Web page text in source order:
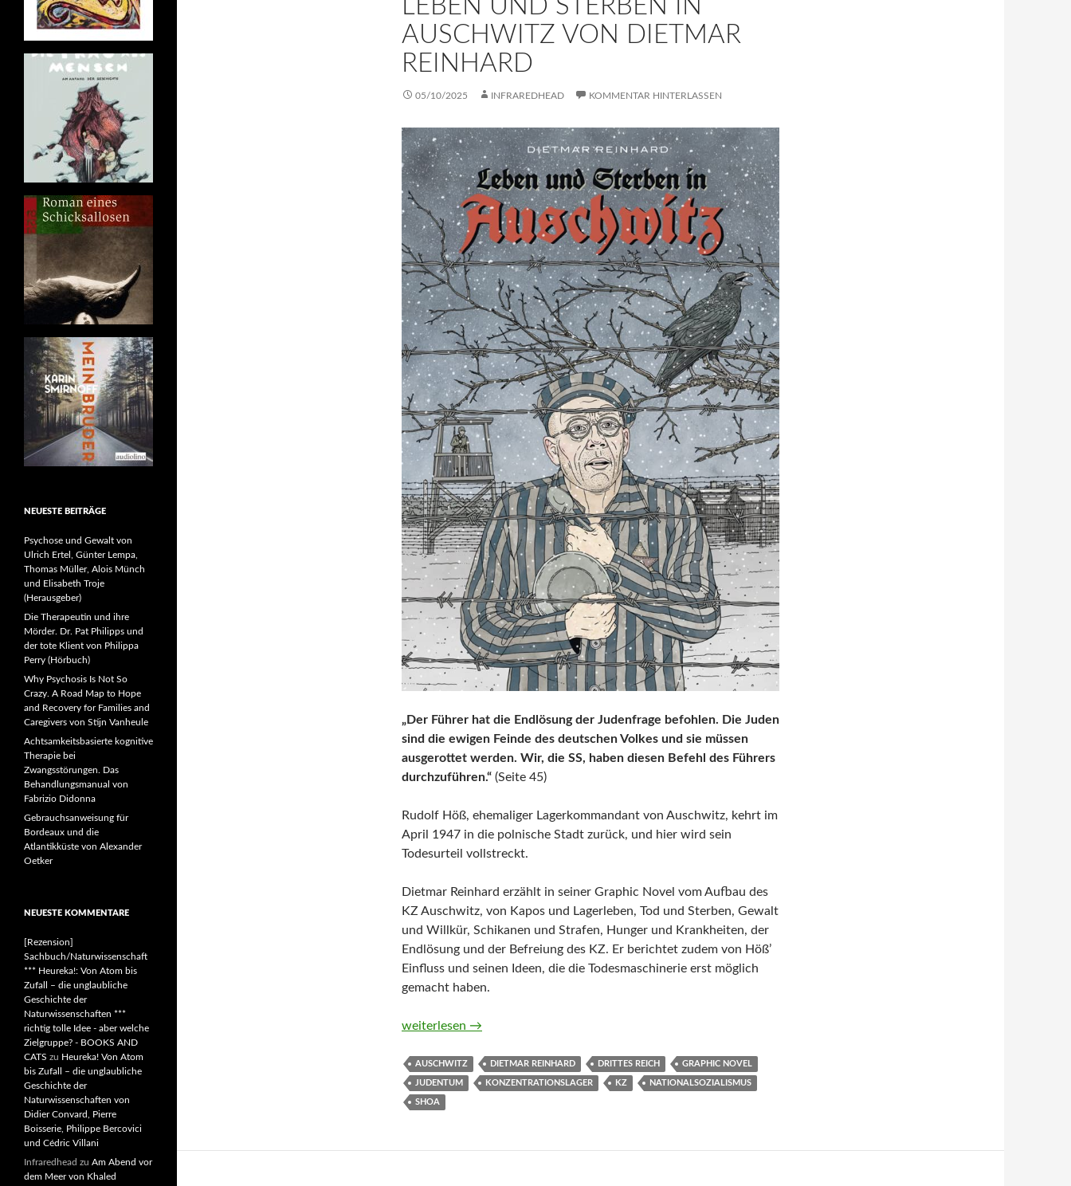
LEBEN UND STERBEN IN
AUSCHWITZ VON DIETMAR
REINHARD
05/10/2025 INFRAREDHEAD KOMMENTAR HINTERLASSEN
„Der Führer hat die Endlösung der Judenfrage befohlen. Die Juden
sind die ewigen Feinde des deutschen Volkes und sie müssen
ausgerottet werden. Wir, die SS, haben diesen Befehl des Führers
durchzuführen.“ (Seite 45)
Rudolf Höß, ehemaliger Lagerkommandant von Auschwitz, kehrt im
April 1947 in die polnische Stadt zurück, und hier wird sein
Todesurteil vollstreckt.
Dietmar Reinhard erzählt in seiner Graphic Novel vom Aufbau des
KZ Auschwitz, von Kapos und Lagerleben, Tod und Sterben, Gewalt
und Willkür, Schikanen und Strafen, Hunger und Krankheiten, der
Endlösung und der Befreiung des KZ. Er berichtet zudem von Höß’
Einfluss und seinen Ideen, die die Todesmaschinerie erst möglich
gemacht haben.
Leben und Sterben in Auschwitz von Dietmar Reinhard
weiterlesen →
AUSCHWITZ DIETMAR REINHARD DRITTES REICH GRAPHIC NOVEL
JUDENTUM KONZENTRATIONSLAGER KZ NATIONALSOZIALISMUS
SHOA
NEUESTE BEITRÄGE
Psychose und Gewalt von
Ulrich Ertel, Günter Lempa,
Thomas Müller, Alois Münch
und Elisabeth Troje
(Herausgeber)
Die Therapeutin und ihre
Mörder. Dr. Pat Philipps und
der tote Klient von Philippa
Perry (Hörbuch)
Why Psychosis Is Not So
Crazy. A Road Map to Hope
and Recovery for Families and
Caregivers von Stijn Vanheule
Achtsamkeitsbasierte kognitive
Therapie bei
Zwangsstörungen. Das
Behandlungsmanual von
Fabrizio Didonna
Gebrauchsanweisung für
Bordeaux und die
Atlantikküste von Alexander
Oetker
NEUESTE KOMMENTARE
[Rezension]
Sachbuch/Naturwissenschaft
*** Heureka!: Von Atom bis
Zufall – die unglaubliche
Geschichte der
Naturwissenschaften ***
richtig tolle Idee - aber welche
Zielgruppe? - BOOKS AND
CATS zu Heureka! Von Atom
bis Zufall – die unglaubliche
Geschichte der
Naturwissenschaften von
Didier Convard, Pierre
Boisserie, Philippe Bercovici
und Cédric Villani
Infraredhead zu Am Abend vor
dem Meer von Khaled